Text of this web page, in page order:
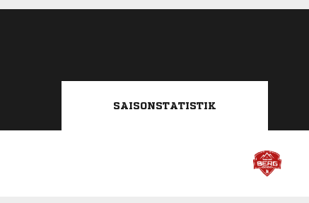
SAISONSTATISTIK